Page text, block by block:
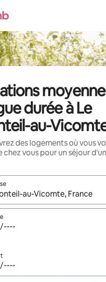
durée à Le
au-
des logements où vous
chez vous pour un séjour
les résultats s'affichent,